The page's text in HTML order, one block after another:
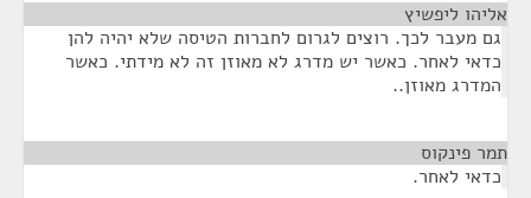
אליהו ליפשיץ
גם מעבר לכך. רוצים לגרום לחברות הטיסה שלא יהיה להן
כדאי לאחר. כאשר יש מדרג לא מאוזן זה לא מידתי. כאשר
המדרג מאוזן..
תמר פינקוס
כדאי לאחר.